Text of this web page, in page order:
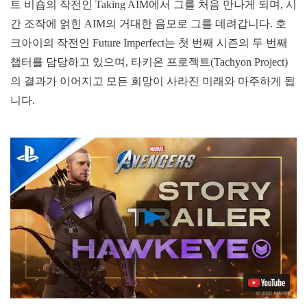
트 비숍의 작전인 Taking AIM에서 그를 처음 만나게 되며, 시
간 조작에 얽힌 AIM의 거대한 음모로 그를 데려갑니다. 호
크아이의 작전인 Future Imperfect는 첫 번째 시즌의 두 번째
챕터를 담당하고 있으며, 타키온 프로젝트(Tachyon Project)
의 결과가 이어지고 모든 희망이 사라진 미래와 마주하게 됩
니다.
Play
Video